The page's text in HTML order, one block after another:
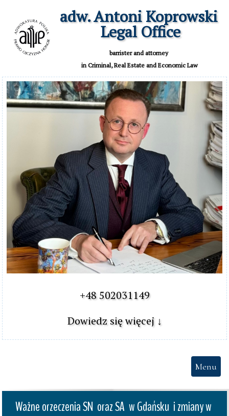
adw. Antoni Koprowski
Legal Office
in Criminal, Real Estate and Economic Law
+48 502031149
Dowiedz się więcej ↓
Menu
Ważne orzeczenia SN  oraz SA  w Gdańsku  i zmiany w